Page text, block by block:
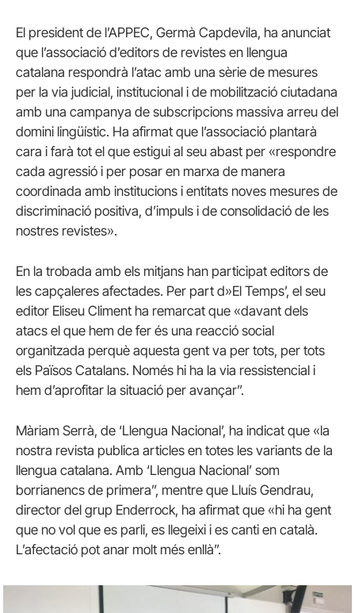
El president de l’APPEC, Germà Capdevila, ha anunciat
que l’associació d’editors de revistes en llengua
catalana respondrà l’atac amb una sèrie de mesures
per la via judicial, institucional i de mobilització ciutadana
amb una campanya de subscripcions massiva arreu del
domini lingüístic. Ha afirmat que l’associació plantarà
cara i farà tot el que estigui al seu abast per «respondre
cada agressió i per posar en marxa de manera
coordinada amb institucions i entitats noves mesures de
discriminació positiva, d’impuls i de consolidació de les
nostres revistes».
En la trobada amb els mitjans han participat editors de
les capçaleres afectades. Per part d»El Temps’, el seu
editor Eliseu Climent ha remarcat que «davant dels
atacs el que hem de fer és una reacció social
organitzada perquè aquesta gent va per tots, per tots
els Països Catalans. Només hi ha la via ressistencial i
hem d’aprofitar la situació per avançar”.
Màriam Serrà, de ‘Llengua Nacional’, ha indicat que «la
nostra revista publica articles en totes les variants de la
llengua catalana. Amb ‘Llengua Nacional’ som
borrianencs de primera”, mentre que Lluís Gendrau,
director del grup Enderrock, ha afirmat que «hi ha gent
que no vol que es parli, es llegeixi i es canti en català.
L’afectació pot anar molt més enllà”.